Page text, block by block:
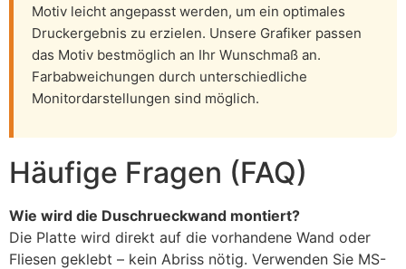
Motiv leicht angepasst werden, um ein optimales
Druckergebnis zu erzielen. Unsere Grafiker passen
das Motiv bestmöglich an Ihr Wunschmaß an.
Farbabweichungen durch unterschiedliche
Monitordarstellungen sind möglich.
Häufige Fragen (FAQ)
Wie wird die Duschrueckwand montiert?
Die Platte wird direkt auf die vorhandene Wand oder
Fliesen geklebt – kein Abriss nötig. Verwenden Sie MS-